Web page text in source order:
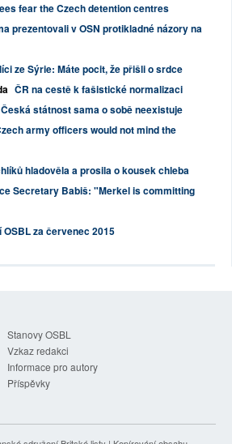
fear the Czech detention centres
prezentovali v OSN protikladné názory na
ze Sýrie: Máte pocit, že přišli o srdce
ČR na cestě k fašistické normalizaci
Česká státnost sama o sobě neexistuje
army officers would not mind the
hladověla a prosila o kousek chleba
Secretary Babiš: "Merkel is committing
za červenec 2015
Stanovy OSBL
Vzkaz redakci
Informace pro autory
Příspěvky